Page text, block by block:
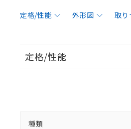
定格/性能 外形図 取り
定格/性能
種類